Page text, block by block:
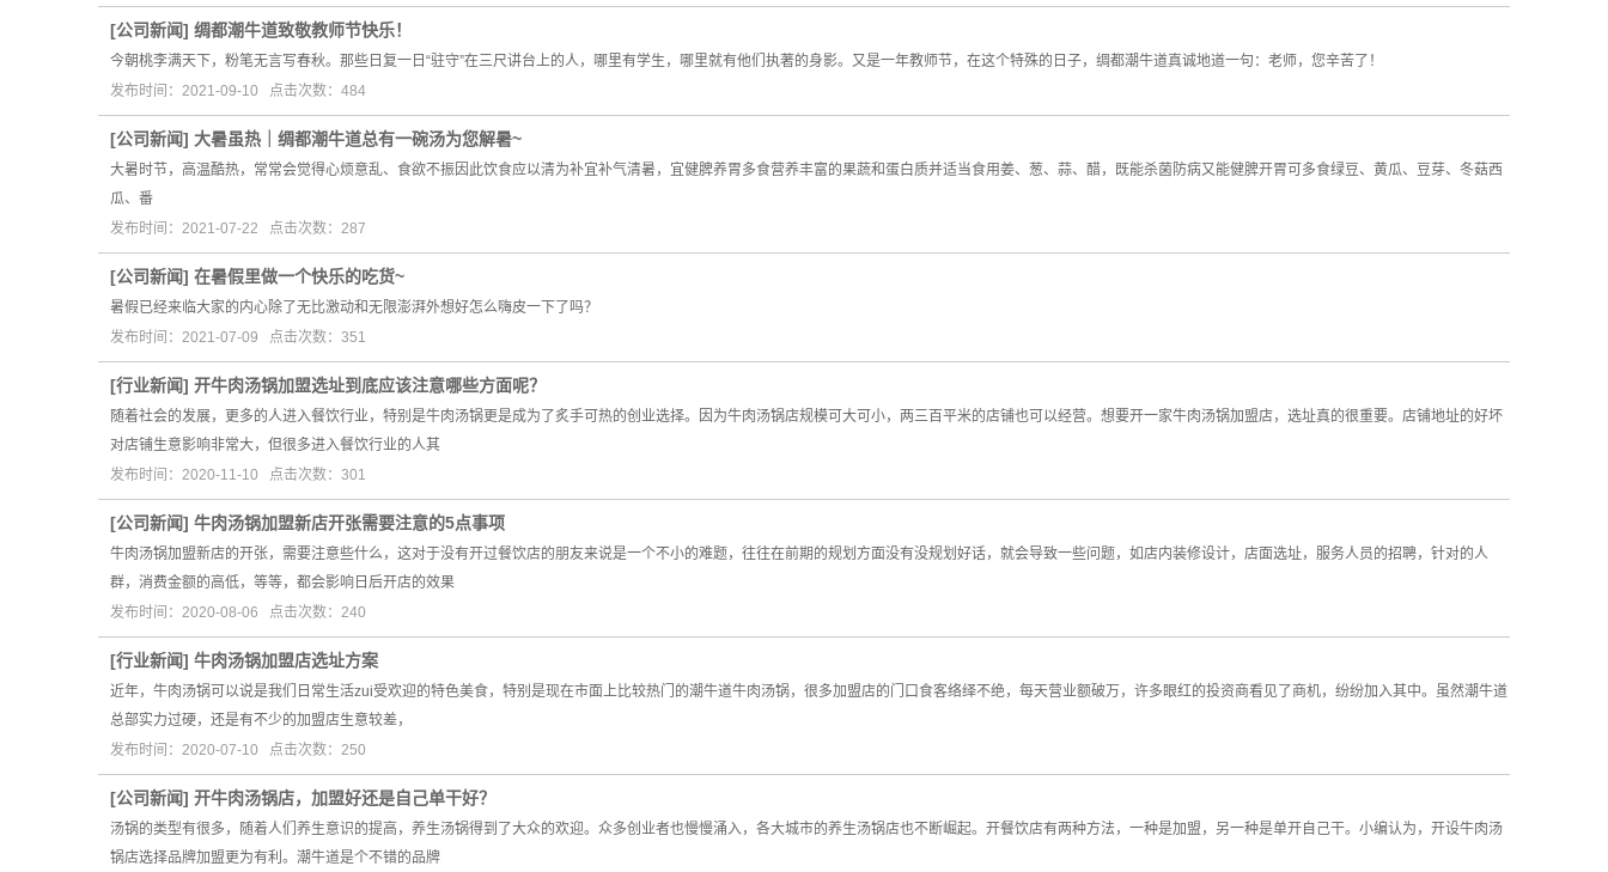
[公司新闻] 绸都潮牛道致敬教师节快乐！
今朝桃李满天下，粉笔无言写春秋。那些日复一日“驻守”在三尺讲台上的人，哪里有学生，哪里就有他们执著的身影。又是一年教师节，在这个特殊的日子，绸都潮牛道真诚地道一句：老师，您辛苦了！
发布时间：2021-09-10 点击次数：484
[公司新闻] 大暑虽热｜绸都潮牛道总有一碗汤为您解暑~
大暑时节，高温酷热，常常会觉得心烦意乱、食欲不振因此饮食应以清为补宜补气清暑，宜健脾养胃多食营养丰富的果蔬和蛋白质并适当食用姜、葱、蒜、醋，既能杀菌防病又能健脾开胃可多食绿豆、黄瓜、豆芽、冬菇西
瓜、番
发布时间：2021-07-22 点击次数：287
[公司新闻] 在暑假里做一个快乐的吃货~
暑假已经来临大家的内心除了无比激动和无限澎湃外想好怎么嗨皮一下了吗？
发布时间：2021-07-09 点击次数：351
[行业新闻] 开牛肉汤锅加盟选址到底应该注意哪些方面呢？
随着社会的发展，更多的人进入餐饮行业，特别是牛肉汤锅更是成为了炙手可热的创业选择。因为牛肉汤锅店规模可大可小，两三百平米的店铺也可以经营。想要开一家牛肉汤锅加盟店，选址真的很重要。店铺地址的好坏
对店铺生意影响非常大，但很多进入餐饮行业的人其
发布时间：2020-11-10 点击次数：301
[公司新闻] 牛肉汤锅加盟新店开张需要注意的5点事项
牛肉汤锅加盟新店的开张，需要注意些什么，这对于没有开过餐饮店的朋友来说是一个不小的难题，往往在前期的规划方面没有没规划好话，就会导致一些问题，如店内装修设计，店面选址，服务人员的招聘，针对的人
群，消费金额的高低，等等，都会影响日后开店的效果
发布时间：2020-08-06 点击次数：240
[行业新闻] 牛肉汤锅加盟店选址方案
近年，牛肉汤锅可以说是我们日常生活zui受欢迎的特色美食，特别是现在市面上比较热门的潮牛道牛肉汤锅，很多加盟店的门口食客络绎不绝，每天营业额破万，许多眼红的投资商看见了商机，纷纷加入其中。虽然潮牛道
总部实力过硬，还是有不少的加盟店生意较差，
发布时间：2020-07-10 点击次数：250
[公司新闻] 开牛肉汤锅店，加盟好还是自己单干好？
汤锅的类型有很多，随着人们养生意识的提高，养生汤锅得到了大众的欢迎。众多创业者也慢慢涌入，各大城市的养生汤锅店也不断崛起。开餐饮店有两种方法，一种是加盟，另一种是单开自己干。小编认为，开设牛肉汤
锅店选择品牌加盟更为有利。潮牛道是个不错的品牌